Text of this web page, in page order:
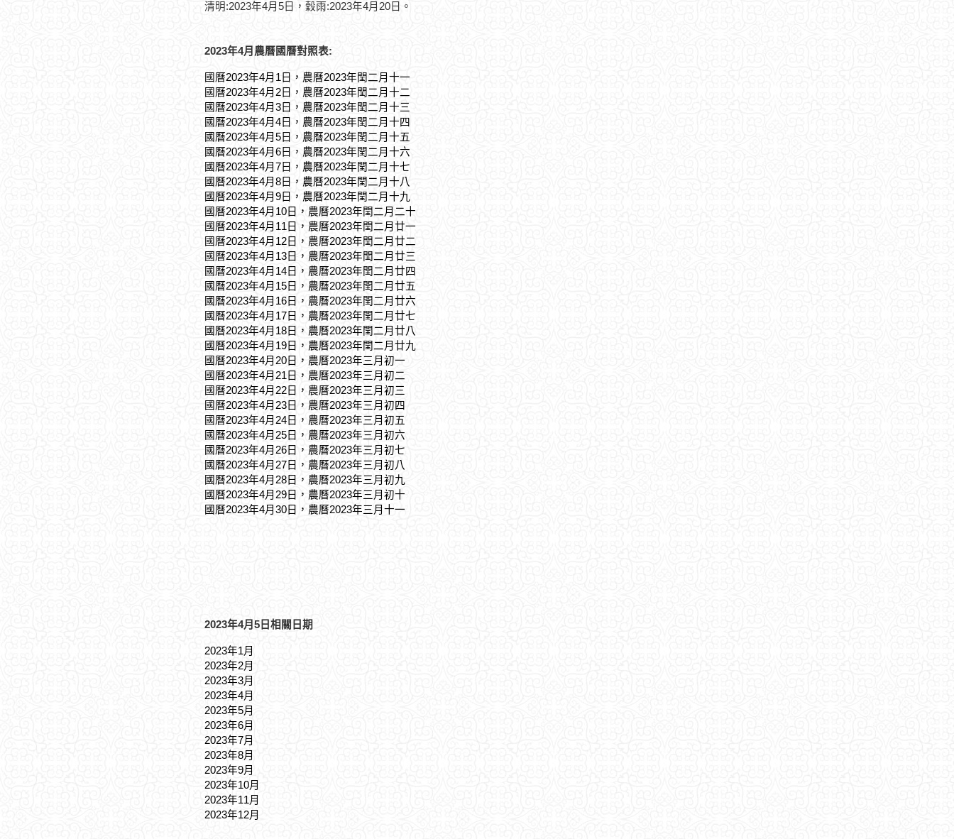
清明:2023年4月5日，穀雨:2023年4月20日。
2023年4月農曆國曆對照表:
國曆2023年4月1日，農曆2023年閏二月十一
國曆2023年4月2日，農曆2023年閏二月十二
國曆2023年4月3日，農曆2023年閏二月十三
國曆2023年4月4日，農曆2023年閏二月十四
國曆2023年4月5日，農曆2023年閏二月十五
國曆2023年4月6日，農曆2023年閏二月十六
國曆2023年4月7日，農曆2023年閏二月十七
國曆2023年4月8日，農曆2023年閏二月十八
國曆2023年4月9日，農曆2023年閏二月十九
國曆2023年4月10日，農曆2023年閏二月二十
國曆2023年4月11日，農曆2023年閏二月廿一
國曆2023年4月12日，農曆2023年閏二月廿二
國曆2023年4月13日，農曆2023年閏二月廿三
國曆2023年4月14日，農曆2023年閏二月廿四
國曆2023年4月15日，農曆2023年閏二月廿五
國曆2023年4月16日，農曆2023年閏二月廿六
國曆2023年4月17日，農曆2023年閏二月廿七
國曆2023年4月18日，農曆2023年閏二月廿八
國曆2023年4月19日，農曆2023年閏二月廿九
國曆2023年4月20日，農曆2023年三月初一
國曆2023年4月21日，農曆2023年三月初二
國曆2023年4月22日，農曆2023年三月初三
國曆2023年4月23日，農曆2023年三月初四
國曆2023年4月24日，農曆2023年三月初五
國曆2023年4月25日，農曆2023年三月初六
國曆2023年4月26日，農曆2023年三月初七
國曆2023年4月27日，農曆2023年三月初八
國曆2023年4月28日，農曆2023年三月初九
國曆2023年4月29日，農曆2023年三月初十
國曆2023年4月30日，農曆2023年三月十一
2023年4月5日相關日期
2023年1月
2023年2月
2023年3月
2023年4月
2023年5月
2023年6月
2023年7月
2023年8月
2023年9月
2023年10月
2023年11月
2023年12月